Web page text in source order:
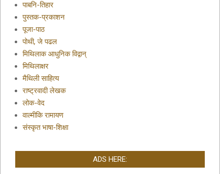
पाबनि-तिहार
पुस्तक-प्रकाशन
पूजा-पाठ
पोथी, जे पढल
मिथिलाक आधुनिक विद्वान्
मिथिलाक्षर
मैथिली साहित्य
राष्ट्रवादी लेखक
लोक-वेद
वाल्मीकि रामायण
संस्कृत भाषा-शिक्षा
ADS HERE: